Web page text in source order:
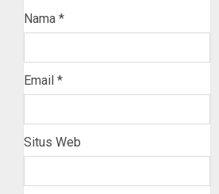
Nama *
Email *
Situs Web